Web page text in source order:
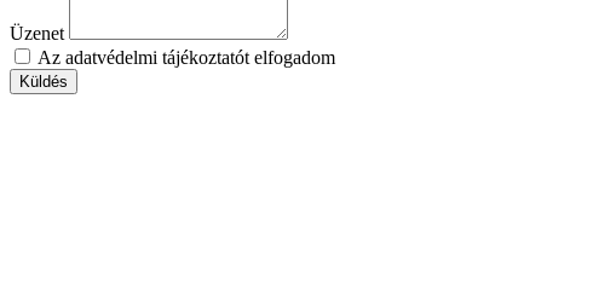
Üzenet
Az adatvédelmi tájékoztatót elfogadom
Küldés